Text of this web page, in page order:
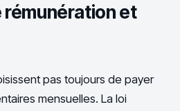
rémunération et
pas toujours de payer
mensuelles. La loi